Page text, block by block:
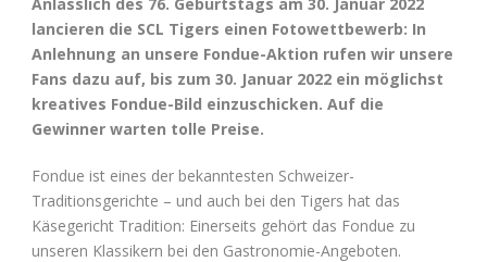
lancieren die SCL Tigers einen Fotowettbewerb: In
Anlehnung an unsere Fondue-Aktion rufen wir unsere
Fans dazu auf, bis zum 30. Januar 2022 ein möglichst
kreatives Fondue-Bild einzuschicken. Auf die
Gewinner warten tolle Preise.
Fondue ist eines der bekanntesten Schweizer-
Traditionsgerichte – und auch bei den Tigers hat das
Käsegericht Tradition: Einerseits gehört das Fondue zu
unseren Klassikern bei den Gastronomie-Angeboten.